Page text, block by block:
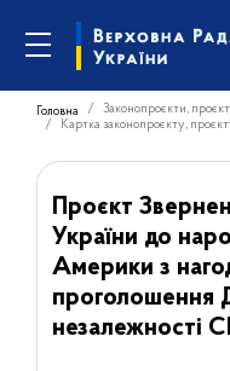
Головна Законопроєкти,
Картка законопроєкту,
Проєкт
України до
Америки з
проголошення
незалежності